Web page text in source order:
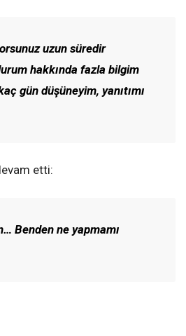
uzun süredir
hakkında fazla bilgim
gün düşüneyim, yanıtımı
etti:
Benden ne yapmamı